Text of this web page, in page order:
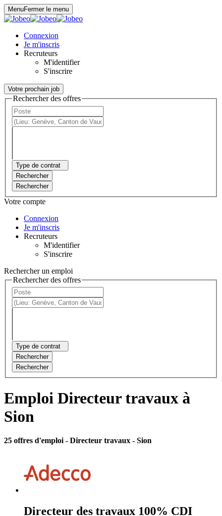
MenuFermer le menu
Connexion
Je m'inscris
Recruteurs
M'identifier
S'inscrire
Votre prochain job
Rechercher des offres
Type de contrat
Rechercher
Rechercher
Votre compte
Connexion
Je m'inscris
Recruteurs
M'identifier
S'inscrire
Rechercher un emploi
Rechercher des offres
Type de contrat
Rechercher
Rechercher
Emploi Directeur travaux à
Sion
25 offres d'emploi - Directeur travaux - Sion
Directeur des travaux 100% CDI
Panneau de gestion des cookies